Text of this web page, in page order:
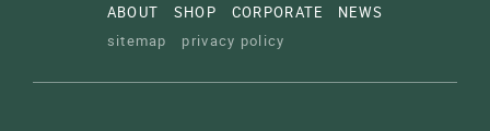
ABOUT SHOP CORPORATE
NEWS
sitemap
privacy policy